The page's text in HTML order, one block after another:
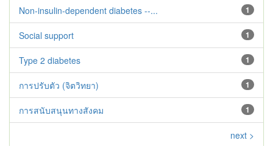
1
Non-insulin-dependent diabetes --...
1
Social support
1
Type 2 diabetes‬‬‬‬‬‬
1
การปรับตัว (จิตวิทยา)
1
การสนับสนุนทางสังคม
next >